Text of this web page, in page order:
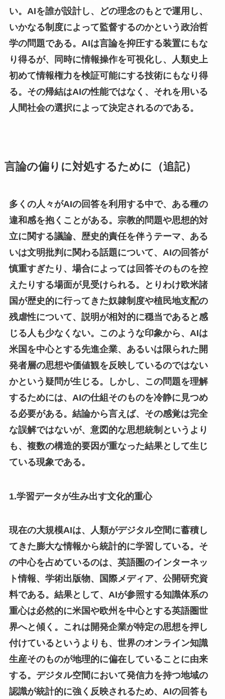
い。AIを誰が設計し、どの理念のもとで運用し、
いかなる制度によって監督するのかという政治哲
学の問題である。AIは言論を抑圧する装置にもな
り得るが、同時に情報操作を可視化し、人類史上
初めて情報権力を検証可能にする技術にもなり得
る。その帰結はAIの性能ではなく、それを用いる
人間社会の選択によって決定されるのである。
言論の偏りに対処するために（追記）
多くの人々がAIの回答を利用する中で、ある種の
違和感を抱くことがある。宗教的問題や思想的対
立に関する議論、歴史的責任を伴うテーマ、ある
いは文明批判に関わる話題について、AIの回答が
慎重すぎたり、場合によっては回答そのものを控
えたりする場面が見受けられる。とりわけ欧米諸
国が歴史的に行ってきた奴隷制度や植民地支配の
残虐性について、説明が相対的に穏当であると感
じる人も少なくない。このような印象から、AIは
米国を中心とする先進企業、あるいは限られた開
発者層の思想や価値観を反映しているのではない
かという疑問が生じる。しかし、この問題を理解
するためには、AIの仕組そのものを冷静に見つめ
る必要がある。結論から言えば、その感覚は完全
な誤解ではないが、意図的な思想統制というより
も、複数の構造的要因が重なった結果として生じ
ている現象である。
1.学習データが生み出す文化的重心
現在の大規模AIは、人類がデジタル空間に蓄積し
てきた膨大な情報から統計的に学習している。そ
の中心を占めているのは、英語圏のインターネッ
ト情報、学術出版物、国際メディア、公開研究資
料である。結果として、AIが参照する知識体系の
重心は必然的に米国や欧州を中心とする英語圏世
界へと傾く。これは開発企業が特定の思想を押し
付けているというよりも、世界のオンライン知識
生産そのものが地理的に偏在していることに由来
する。デジタル空間において発信力を持つ地域の
認識が統計的に強く反映されるため、AIの回答も